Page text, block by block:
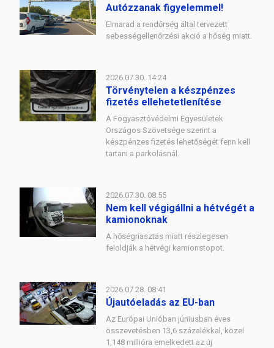
Autózzanak figyelemmel!
Elmarad a rendőrség által tervezett
sebességellenőrzési akció a hőség miatt.
2026.07.30. 14:24
Törvénytelen a készpénzes
fizetés ellehetetlenítése
A Fogyasztóvédelmi Egyesületek
Országos Szövetsége szerint a
készpénzes fizetés lehetőségét fenn kell
tartani a parkolásnál.
2026.07.30. 08:55
Nem kell végigállni a hétvégét a
kamionoknak
A hőségriasztás miatt részlegesen
feloldják a hétvégi kamionstopot.
2026.07.28. 08:41
Újautóeladás az EU-ban
Az Európai Unióban júniusban éves
összevetésben 13,6 százalékkal, közel
1,148 millióra emelkedett az új